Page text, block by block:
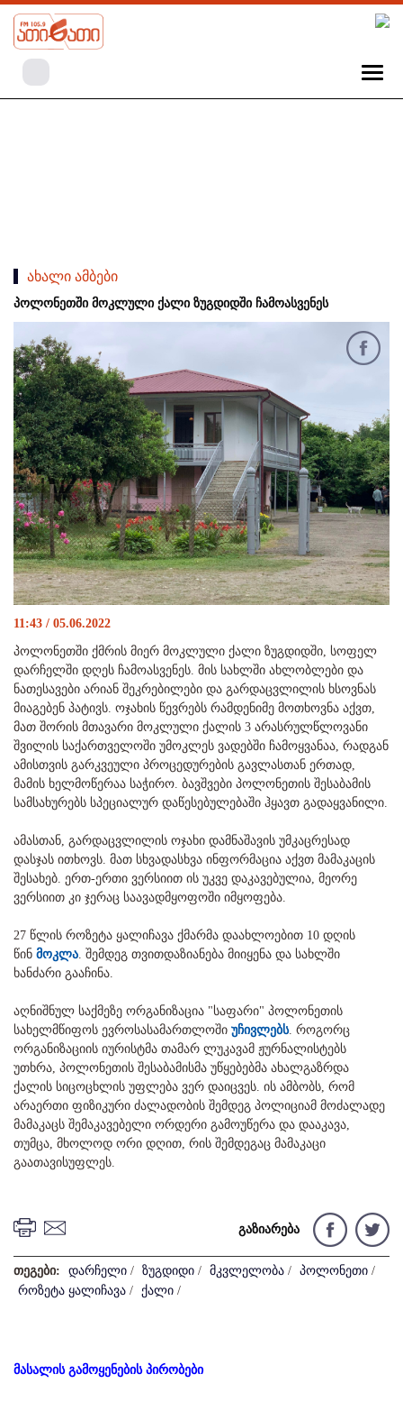
ახალი ამბები
პოლონეთში მოკლული ქალი ზუგდიდში ჩამოასვენეს
11:43 / 05.06.2022
პოლონეთში ქმრის მიერ მოკლული ქალი ზუგდიდში, სოფელ
დარჩელში დღეს ჩამოასვენეს. მის სახლში ახლობლები და
ნათესავები არიან შეკრებილები და გარდაცვლილის ხსოვნას
მიაგებენ პატივს. ოჯახის წევრებს რამდენიმე მოთხოვნა აქვთ,
მათ შორის მთავარი მოკლული ქალის 3 არასრულწლოვანი
შვილის საქართველოში უმოკლეს ვადებში ჩამოყვანაა, რადგან
ამისთვის გარკვეული პროცედურების გავლასთან ერთად,
მამის ხელმოწერაა საჭირო. ბავშვები პოლონეთის შესაბამის
სამსახურებს სპეციალურ დაწესებულებაში ჰყავთ გადაყვანილი.
ამასთან, გარდაცვლილის ოჯახი დამნაშავის უმკაცრესად
დასჯას ითხოვს. მათ სხვადასხვა ინფორმაცია აქვთ მამაკაცის
შესახებ. ერთ-ერთი ვერსიით ის უკვე დაკავებულია, მეორე
ვერსიით კი ჯერაც საავადმყოფოში იმყოფება.
27 წლის როზეტა ყალიჩავა ქმარმა დაახლოებით 10 დღის
წინ მოკლა . შემდეგ თვითდაზიანება მიიყენა და სახლში
ხანძარი გააჩინა.
აღნიშნულ საქმეზე ორგანიზაცია "საფარი" პოლონეთის
სახელმწიფოს ევროსასამართლოში უჩივლებს. როგორც
ორგანიზაციის იურისტმა თამარ ლუკავამ ჟურნალისტებს
უთხრა, პოლონეთის შესაბამისმა უწყებებმა ახალგაზრდა
ქალის სიცოცხლის უფლება ვერ დაიცვეს. ის ამბობს, რომ
არაერთი ფიზიკური ძალადობის შემდეგ პოლიციამ მოძალადე
მამაკაცს შემაკავებელი ორდერი გამოუწერა და დააკავა,
თუმცა, მხოლოდ ორი დღით, რის შემდეგაც მამაკაცი
გაათავისუფლეს.
გაზიარება
თეგები: დარჩელი / ზუგდიდი / მკვლელობა / პოლონეთი /
როზეტა ყალიჩავა / ქალი /
მასალის გამოყენების პირობები